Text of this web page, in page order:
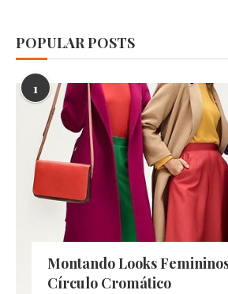
POPULAR POSTS
1
Montando Looks
Círculo Cromático